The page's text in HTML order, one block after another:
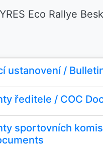
Eco Rallye
ustanovení /
ředitele / COC
sportovních